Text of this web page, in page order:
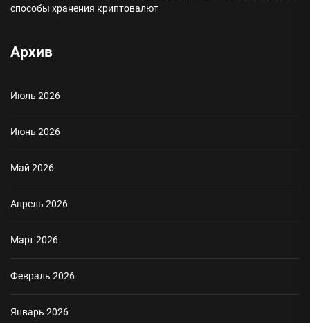
способы хранения криптовалют
Архив
Июль 2026
Июнь 2026
Май 2026
Апрель 2026
Март 2026
Февраль 2026
Январь 2026